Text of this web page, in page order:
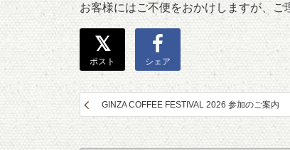
お客様にはご不便をおかけしますが、ご
ポスト シェア
GINZA COFFEE FESTIVAL 2026 参加のご案内